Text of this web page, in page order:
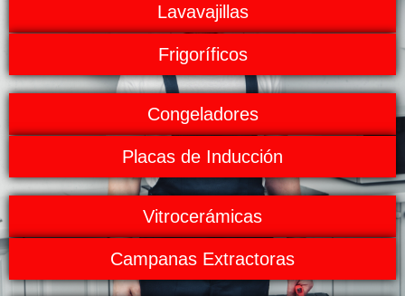
Lavavajillas
Frigoríficos
Congeladores
Placas de Inducción
Vitrocerámicas
Campanas Extractoras